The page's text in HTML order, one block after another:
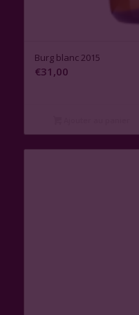
Burg blanc 2015
€31,00